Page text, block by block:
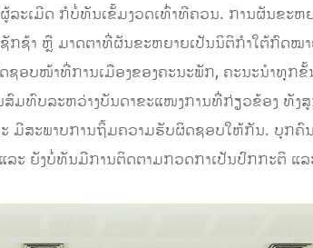
ເມີດ ກໍບໍ່ທັນເຂັ້ມງວດເທົ່າທີຄວນ. ການຜັນຂະຫຍ
ຊ້າ ຫຼື ມາດຕາທີ່ຜັນຂະຫຍາຍເປັນນິຕິກໍາໃຕ້ກົດໝ
ບໜ້າທີ່ການເມືອງຂອງຄະນະພັກ, ຄະນະນໍາທຸກຂັ້
ມທົບລະຫວ່າງບັນດາຂະແໜງການທີ່ກ່ຽວຂ້ອງ ທັງ
ມີສະພາບການຖິ້ມຄວາມຮັບຜິດຊອບໃຫ້ກັນ. ບຸກ
ະ ຍັງບໍ່ທັນມີການຕິດຕາມກວດກາເປັນປົກກະຕິ ແ